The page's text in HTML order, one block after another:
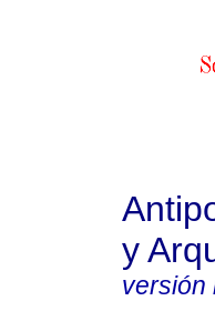
y
versión